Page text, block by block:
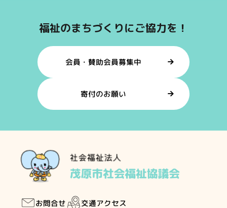
福祉のまちづくりにご協力を！
会員・賛助会員募集中
寄付のお願い
お問合せ 交通アクセス